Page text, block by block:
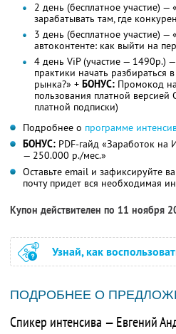
2 день (бесплатное участие) —
зарабатывать там, где
3 день (бесплатное участие)
автоконтенте: как выйти на
4 день ViP (участие — 1490р.)
практики начать разбираться
рынка?» + БОНУС: Промокод
пользования платной версией
платной подписки)
Подробнее о программе
БОНУС: PDF-гайд «Заработок на
— 250.000 р./мес.»
Оставьте email и зафиксируйте
почту придет вся необходимая
Купон действителен по 11 ноября
Узнай, как
ПОДРОБНЕЕ О
Спикер интенсива — Евгений